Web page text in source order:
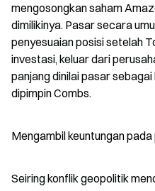
mengosongkan saham
dimilikinya. Pasar secara
penyesuaian posisi setelah
investasi, keluar dari
panjang dinilai pasar
dipimpin Combs.
Mengambil keuntungan
Seiring konflik geopolitik